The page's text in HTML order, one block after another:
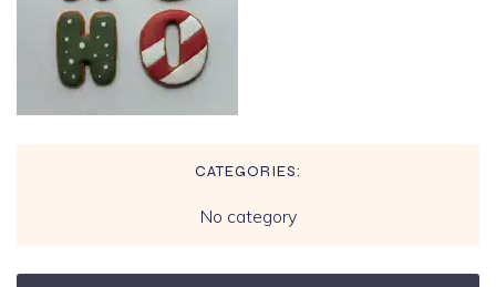
CATEGORIES:
No category